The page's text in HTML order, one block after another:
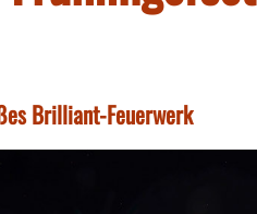
Brilliant-Feuerwerk